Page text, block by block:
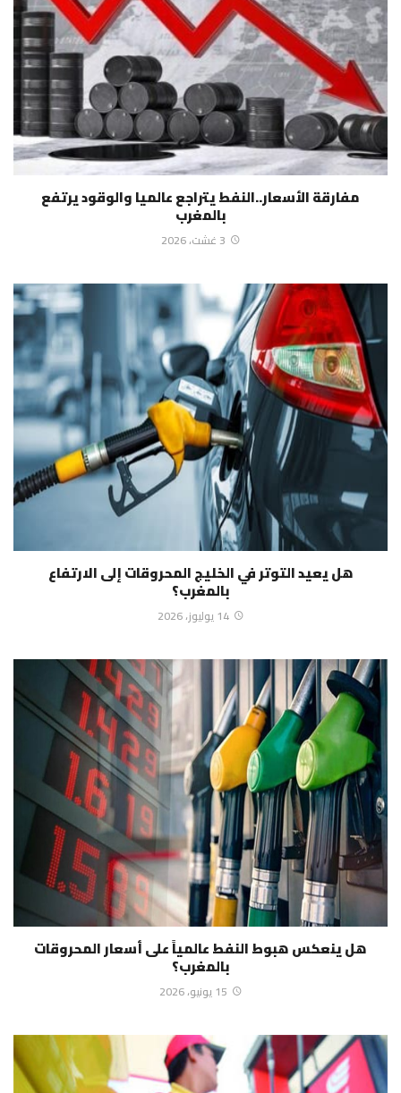
مفارقة الأسعار..النفط يتراجع عالميا والوقود يرتفع
بالمغرب
3 غشت، 2026
هل يعيد التوتر في الخليج المحروقات إلى الارتفاع
بالمغرب؟
14 يوليوز، 2026
هل ينعكس هبوط النفط عالمياً على أسعار المحروقات
بالمغرب؟
15 يونيو، 2026